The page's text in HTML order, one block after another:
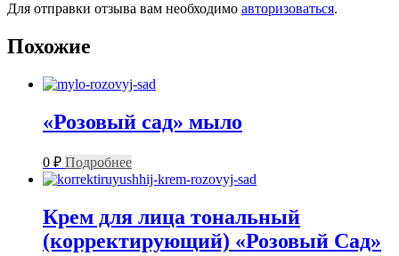
Для отправки отзыва вам необходимо авторизоваться.
Похожие
«Розовый сад» мыло
0 ₽ Подробнее
Крем для лица тональный
(корректирующий) «Розовый Сад»